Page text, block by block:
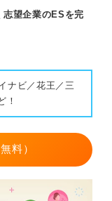
望企業のESを完
ナビ／花王／三
！
料）